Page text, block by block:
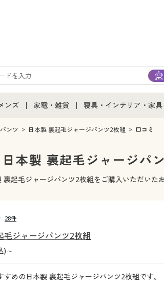
べて
ンズ
ンズ通販すべて
メンズファッション
ンズ下着
家電・雑貨
家電・雑貨すべて
家電
キッチン・雑貨・日用品
寝具・インテリア・家具
寝具・インテリア・家具
家具・収納
寝具・ベッド
ンツ 日本製 裏起毛ジャージパンツ2枚組 口コミ
日本製 裏起毛ジャージパ
裏起毛ジャージパンツ2枚組をご購入いただいた
毛ジャージパンツ2枚組
)～
すめの日本製 裏起毛ジャージパンツ2枚組です
28件